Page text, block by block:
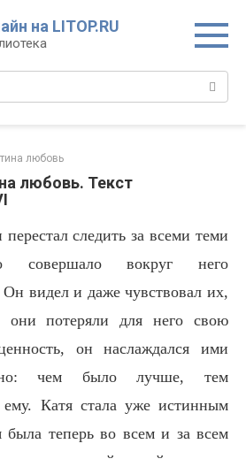
на LITOP.RU
любовь
любовь. Текст
следить за всеми теми
совершало вокруг него
видел и даже чувствовал их,
они потеряли для него свою
он наслаждался ими
чем было лучше, тем
ему. Катя стала уже истинным
была теперь во всем и за всем